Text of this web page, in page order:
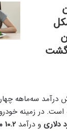
است. در زمینه
و درآمد 10.2 میلیارد دلاری